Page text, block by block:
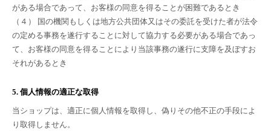
がある場合であって、お客様の同意を得ることが困難であるとき
（４） 国の機関もしくは地方公共団体又はその委託を受けた者が法令
の定める事務を遂行することに対して協力する必要がある場合であっ
て、お客様の同意を得ることにより当該事務の遂行に支障を及ぼすお
それがあるとき
5. 個人情報の適正な取得
当ショップは、適正に個人情報を取得し、偽りその他不正の手段によ
り取得しません。